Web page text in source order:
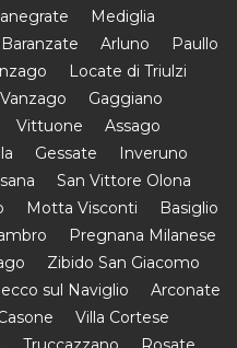
Mediglia
Baranzate Arluno
Paullo
Locate di Triulzi
Vanzago
Gaggiano
Vittuone
Assago
Gessate
Inveruno
San Vittore Olona
Motta Visconti
Basiglio
Pregnana Milanese
Zibido San Giacomo
sul Naviglio
Arconate
Villa Cortese